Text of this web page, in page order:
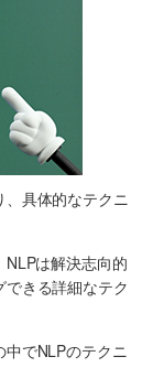
、具体的なテクニ
NLPは解決志向的
きる詳細なテク
でNLPのテクニ